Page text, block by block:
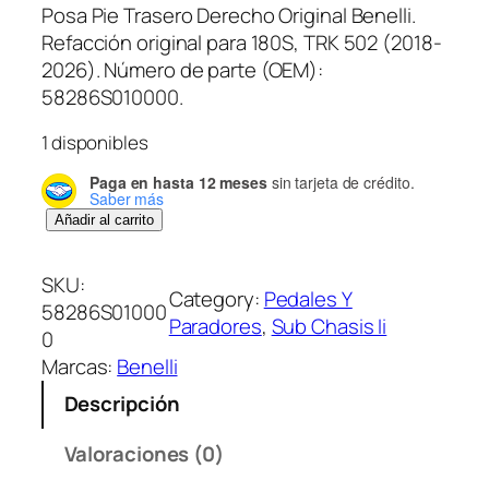
Posa Pie Trasero Derecho Original Benelli.
Refacción original para 180S, TRK 502 (2018-
2026). Número de parte (OEM):
58286S010000.
1 disponibles
Paga en hasta 12 mesessin tarjeta de crédito.
Saber más
P
s
a
P
i
e
r
Añadir al carrito
SKU:
58286S01000
0
Category: Pedales Y
Paradores, Sub Chasis Ii
Marcas: Benelli
Descripción
Valoraciones (0)